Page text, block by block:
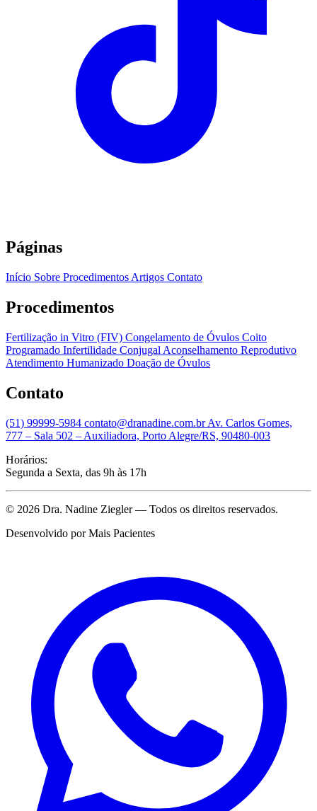
Páginas
Início Sobre Procedimentos Artigos Contato
Procedimentos
Fertilização in Vitro (FIV) Congelamento de Óvulos Coito
Programado Infertilidade Conjugal Aconselhamento Reprodutivo
Atendimento Humanizado Doação de Óvulos
Contato
(51) 99999-5984 contato@dranadine.com.brAv. Carlos Gomes,
777 – Sala 502 – Auxiliadora, Porto Alegre/RS, 90480-003
Horários:
Segunda a Sexta, das 9h às 17h
© 2026 Dra. Nadine Ziegler — Todos os direitos reservados.
Desenvolvido porMais Pacientes